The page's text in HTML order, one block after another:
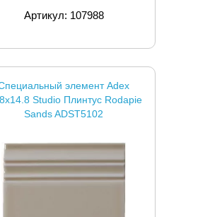
Артикул: 107988
элемент Adex
Studio Плинтус Rodapie
Sands ADST5102